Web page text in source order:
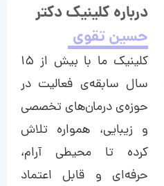
درباره کلینیک دکتر
حسین تقوی
کلینیک ما با بیش از ۱۵
سال سابقه‌ی فعالیت در
حوزه‌ی درمان‌های تخصصی
و زیبایی، همواره تلاش
کرده تا محیطی آرام،
حرفه‌ای و قابل اعتماد